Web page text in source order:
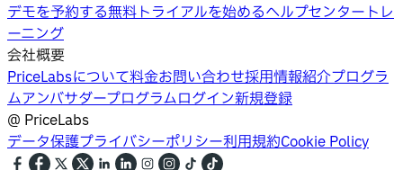
デモを予約する無料トライアルを始めるヘルプセンタートレ
ーニング
会社概要
PriceLabsについて料金お問い合わせ採用情報紹介プログラ
ムアンバサダープログラムログイン新規登録
@ PriceLabs
データ保護プライバシーポリシー利用規約Cookie Policy